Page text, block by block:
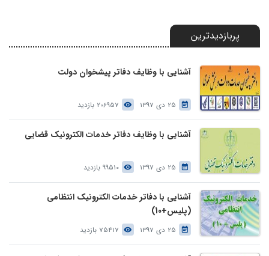
پربازدیدترین
آشنایی با وظایف دفاتر پیشخوان دولت
25 دی 1397 206957 بازدید
آشنایی با وظایف دفاتر خدمات الکترونیک قضایی
25 دی 1397 99510 بازدید
آشنایی با دفاتر خدمات الکترونیک انتظامی
(پلیس+10)
25 دی 1397 75417 بازدید